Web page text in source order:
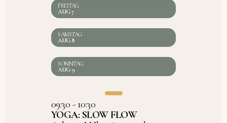
FREITAG
AUG 7
SAMSTAG
AUG 8
SONNTAG
AUG 9
09:30 - 10:30
YOGA: SLOW FLOW